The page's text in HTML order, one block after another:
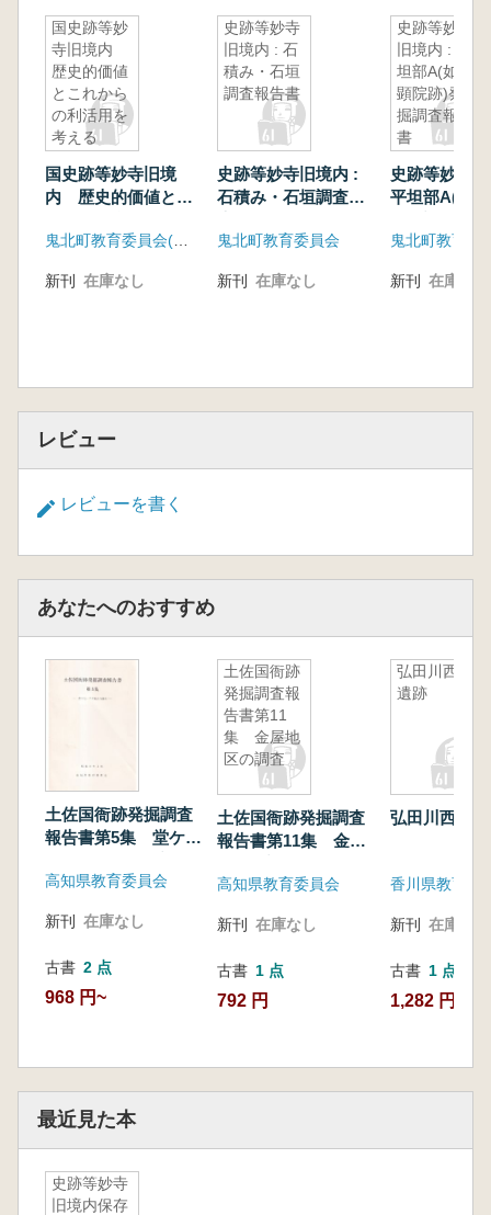
国史跡等妙
寺旧境内
歴史的価値
とこれから
の利活用を
考える
国史跡等妙寺旧境
内 歴史的価値とこ
える
新刊 在庫なし
史跡等妙寺
旧境内 : 石
積み・石垣
調査報告書
史跡等妙寺旧境内 :
石積み・石垣調査報
鬼北町教育委員会
新刊 在庫なし
史跡等妙寺
旧境内 : 平
坦部A(如意
顕院跡)発
掘調査報告
書
史跡等妙寺
平坦部A(如
鬼北町教育委
新刊 在庫なし
レビュー
レビューを書く
あなたへのおすすめ
土佐国衙跡発掘調査
報告書第5集 堂ケ
高知県教育委員会
新刊 在庫なし
古書 2 点
968 円~
土佐国衙跡
発掘調査報
告書第11
集 金屋地
区の調査
土佐国衙跡発掘調査
報告書第11集 金屋
高知県教育委員会
新刊 在庫なし
古書 1 点
792 円
弘田川西岸
遺跡
弘田川西岸
香川県教育委
新刊 在庫なし
古書 1 点
1,282 円
最近見た本
史跡等妙寺
旧境内保存